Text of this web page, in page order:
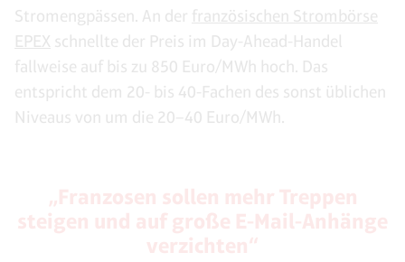
Stromengpässen. An der
französischen Strombörse
EPEX schnellte der Preis im Day-Ahead-Handel
fallweise auf bis zu 850 Euro/MWh hoch. Das
entspricht dem 20- bis 40-Fachen des sonst üblichen
Niveaus von um die 20–40 Euro/MWh.